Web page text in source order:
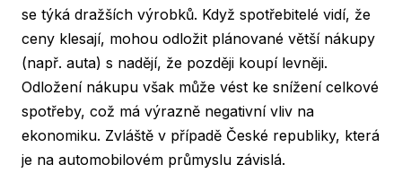
se týká dražších výrobků. Když spotřebitelé vidí, že
ceny klesají, mohou odložit plánované větší nákupy
(např. auta) s nadějí, že později koupí levněji.
Odložení nákupu však může vést ke snížení celkové
spotřeby, což má výrazně negativní vliv na
ekonomiku. Zvláště v případě České republiky, která
je na automobilovém průmyslu závislá.